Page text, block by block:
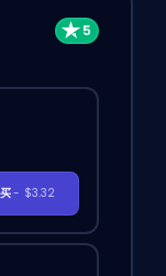
- $3.32